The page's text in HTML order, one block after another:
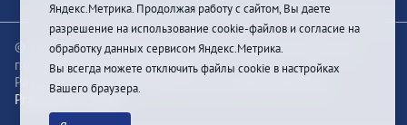
© При цитировании информации с сайта ссылка на
первоисточник обязательна
Разработка и техподдержка сайта
Pragmatic Studio
Яндекс.Метрика. Продолжая работу с сайтом, Вы даете
разрешение на использование cookie-файлов и согласие на
обработку данных сервисом Яндекс.Метрика.
Вы всегда можете отключить файлы cookie в настройках
Вашего браузера.